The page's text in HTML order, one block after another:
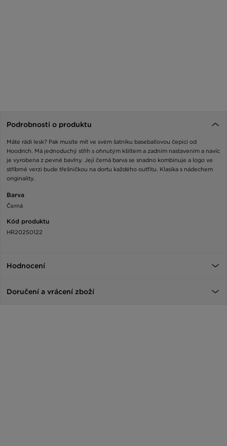
Podrobnosti o produktu
Máte rádi lesk? Pak musíte mít ve svém šatníku baseballovou čepici od
Hoodrich. Má jednoduchý střih s ohnutým kšiltem a zadním nastavením a navíc
je vyrobena z pevné bavlny. Její černá barva se snadno kombinuje a logo ve
stříbrné verzi bude třešničkou na dortu každého outfitu. Klasika s nádechem
originality.
Barva
Černá
Kód produktu
HR20250122
Hodnocení
Doručení a vrácení zboží